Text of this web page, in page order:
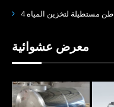
4 طن مستطيلة لتخزين المياه
معرض عشوائية